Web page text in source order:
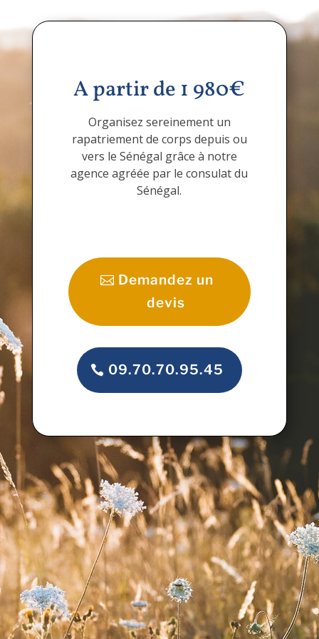
A partir de 1 980€
Organisez sereinement un
rapatriement de corps depuis ou
vers le Sénégal grâce à notre
agence agréée par le consulat du
Sénégal.
Demandez un
devis
09.70.70.95.45